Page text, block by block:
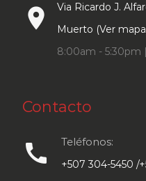
place
Via Ricardo J.
Muerto (Ver
8:00am - 5:30pm
Contacto
call Teléfonos:
+507 304-5450 /